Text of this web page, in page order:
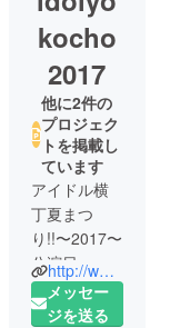
kocho
2017
他に2件の
プロジェク
トを掲載し
ています
アイドル横
丁夏まつ
り!!〜2017〜
公演日：
2017年7月8
日(土)／9日
http://www.idolyokocho.com/summerfes2017/
メッセー
ジを送る